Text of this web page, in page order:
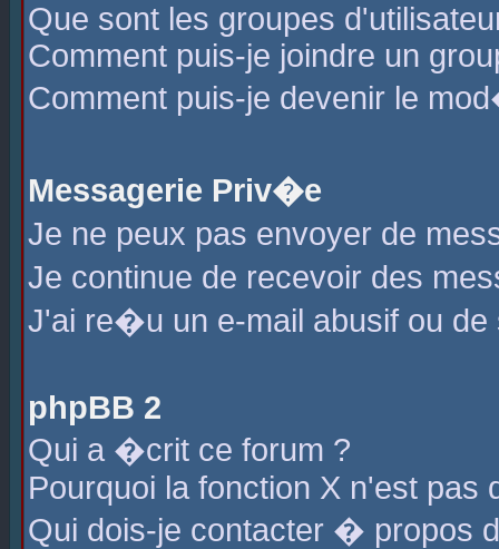
Que sont les groupes
Comment puis-je joindre un
Comment puis-je devenir le
Messagerie Priv�e
Je ne peux pas envoyer de
Je continue de recevoir des
J'ai re�u un e-mail abusif ou de
phpBB 2
Qui a �crit ce forum ?
Pourquoi la fonction X n'est pas
Qui dois-je contacter � propos